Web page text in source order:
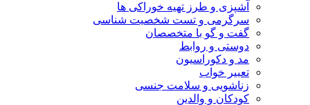
آشپزی و طرز تهیه خوراکی ها
سرگرمی و تست شخصیت شناسی
گفت و گو با متخصصان
دوستی و روابط
مد و دکوراسیون
تعبیر خواب
زناشویی و سلامت جنسی
کودکان و والدین